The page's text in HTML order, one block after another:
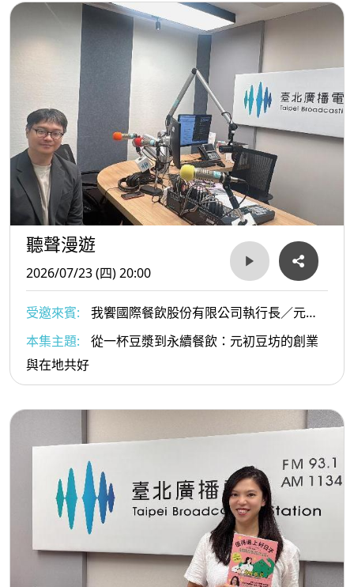
聽聲漫遊
2026/07/23 (四) 20:00
受邀來賓:
我饗國際餐飲股份有限公司執行長／元初
豆坊創辦人 蔡明儒
本集主題:
從一杯豆漿到永續餐飲：元初豆坊的創業
與在地共好